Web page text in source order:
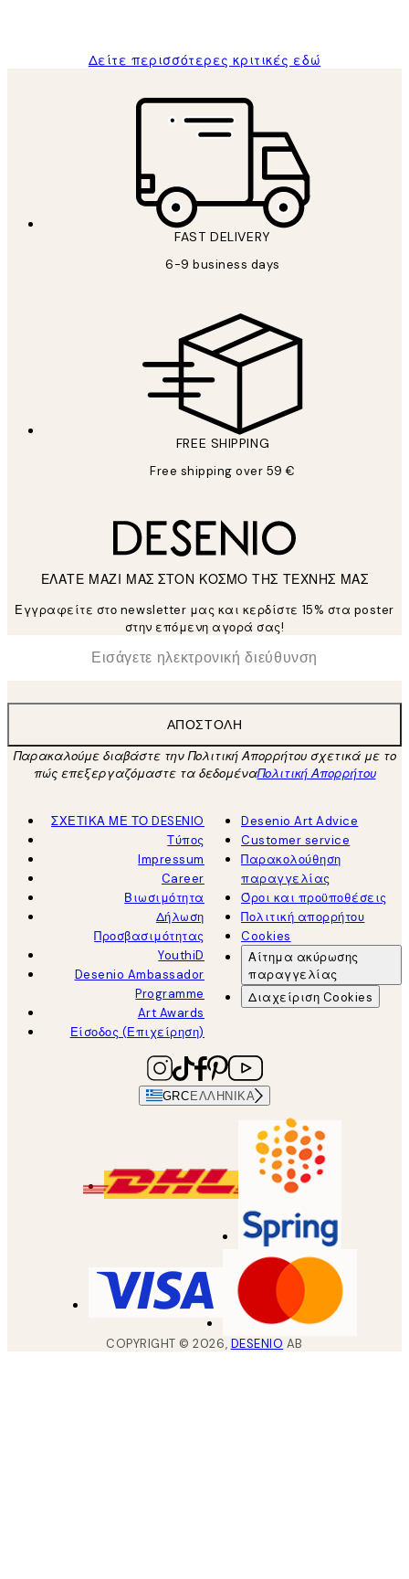
Δείτε περισσότερες κριτικές εδώ
FAST DELIVERY
6-9 business days
FREE SHIPPING
Free shipping over 59 €
ΕΛΑΤΕ ΜΑΖΙ ΜΑΣ ΣΤΟΝ ΚΟΣΜΟ ΤΗΣ ΤΕΧΝΗΣ ΜΑΣ
Εγγραφείτε στο newsletter μας και κερδίστε 15% στα poster
στην επόμενη αγορά σας!
Ηλεκτρονική Διεύθυνση
ΑΠΟΣΤΟΛΉ
Παρακαλούμε διαβάστε την Πολιτική Απορρήτου σχετικά με το
πώς επεξεργαζόμαστε τα δεδομέναΠολιτική Απορρήτου
ΣΧΕΤΙΚΑ ΜΕ ΤΟ DESENIO
Τύπος
Impressum
Career
Βιωσιμότητα
Δήλωση
Προσβασιμότητας
YouthiD
Desenio Ambassador
Programme
Art Awards
Είσοδος (Επιχείρηση)
Desenio Art Advice
Customer service
Παρακολούθηση
παραγγελίας
Όροι και προϋποθέσεις
Πολιτική απορρήτου
Cookies
Αίτημα ακύρωσης
παραγγελίας
Διαχείριση Cookies
GRCΕΛΛΗΝΙΚΆ
COPYRIGHT ©2026, DESENIO AB